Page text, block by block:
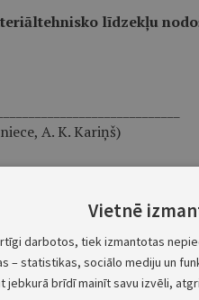
līdzekļu
A. K. Kariņš)
(dienesta vajadzībām).
"Latvijas Valsts
Latvijas Republikas
Vietnē
darbotos, tiek izmantotas
– statistikas, sociālo mediju un
jebkurā brīdī mainīt savu izvēli,